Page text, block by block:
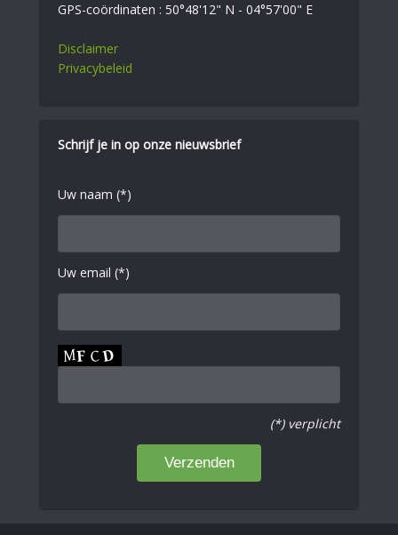
GPS-coördinaten : 50°48'12" N - 04°57'00" E
Disclaimer
Privacybeleid
Schrijf je in op onze nieuwsbrief
Uw naam (*)
Uw email (*)
(*) verplicht